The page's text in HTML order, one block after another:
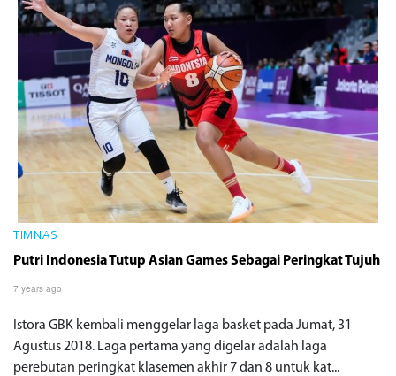
TIMNAS
Putri Indonesia Tutup Asian Games Sebagai Peringkat Tujuh
7 years ago
Istora GBK kembali menggelar laga basket pada Jumat, 31
Agustus 2018. Laga pertama yang digelar adalah laga
perebutan peringkat klasemen akhir 7 dan 8 untuk kat...